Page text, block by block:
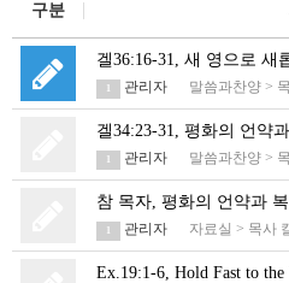
구분
겔36:16-31, 새 영으로 새
관리자 말씀과찬양 >
겔34:23-31, 평화의 언약
관리자 말씀과찬양 >
참 목자, 평화의 언약과
관리자 자료실 > 목사
Ex.19:1-6, Hold Fast to